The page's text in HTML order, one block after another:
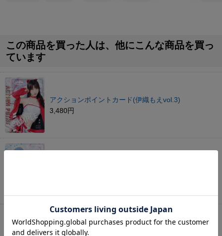
この商品を買った人は、他にこんな商品を買っ
ています
アクションポイントカード(伊織もえvol.3)
3,480円
アクションポイントカード(六平 千鉱)